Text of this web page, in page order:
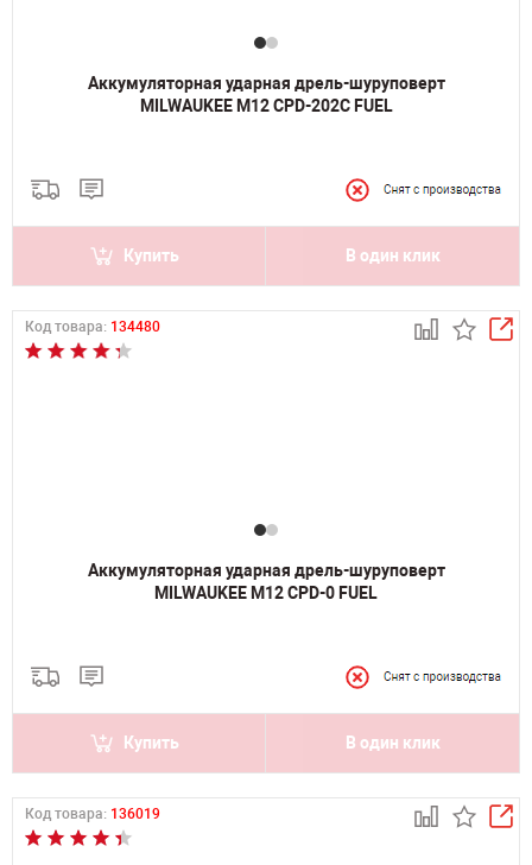
Аккумуляторная ударная дрель-шуруповерт
MILWAUKEE M12 CPD-202C FUEL
Купить В один клик
Код товара: 134480
Аккумуляторная ударная дрель-шуруповерт
MILWAUKEE M12 CPD-0 FUEL
Купить В один клик
Код товара: 136019